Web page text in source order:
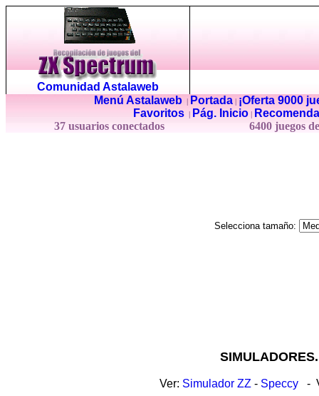
Comunidad Astalaweb
Menú Astalaweb| Portada|
¡Oferta 9000
Favoritos
Pág. Inicio
37 usuarios conectados
6400 juegos
Selecciona tamaño:
Ver: Simulador ZZ - Speccy -